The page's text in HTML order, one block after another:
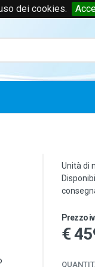
dei cookies.
Unità di
Prezzo
€